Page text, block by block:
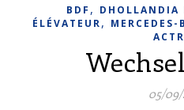
BDF , DHOLLANDIA
ÉLÉVATEUR, MERCEDES-
05/09/